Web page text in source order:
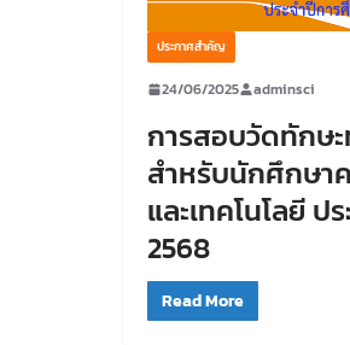
ประกาศสำคัญ
24/06/2025 adminsci
การสอบวัดทักษะ
สำหรับนักศึกษา
และเทคโนโลยี ป
2568
Read More